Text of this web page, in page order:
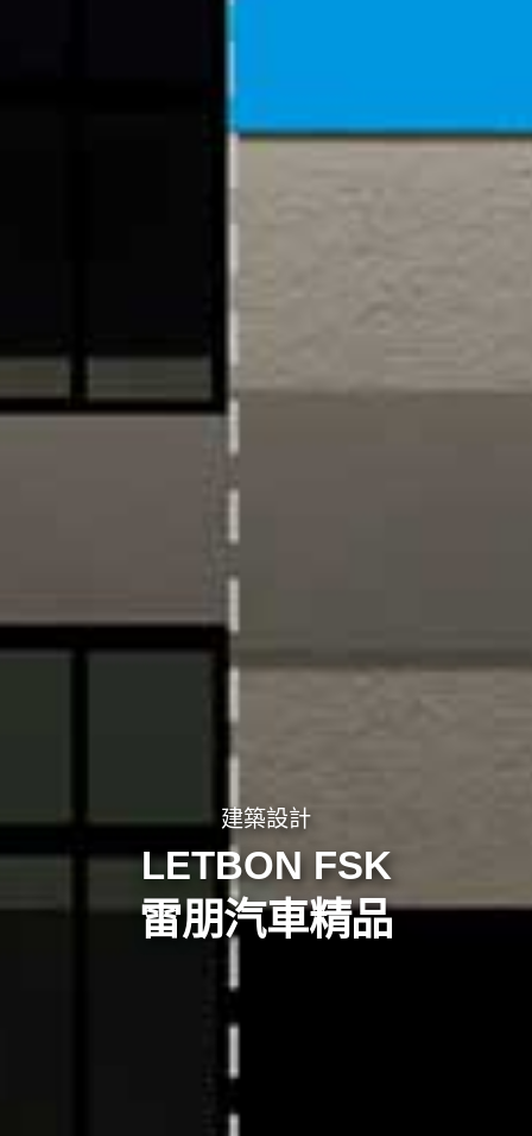
建築設計
LETBON FSK
雷朋汽車精品